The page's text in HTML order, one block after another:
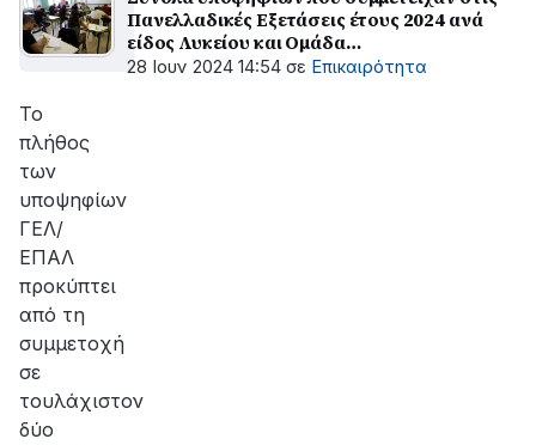
Πανελλαδικές Εξετάσεις έτους 2024 ανά
είδος Λυκείου και Ομάδα
Προσανατολισμού/Τομέα
28 Ιουν 2024 14:54 σε Επικαιρότητα
Το
πλήθος
των
υποψηφίων
ΓΕΛ/
ΕΠΑΛ
προκύπτει
από τη
συμμετοχή
σε
τουλάχιστον
δύο